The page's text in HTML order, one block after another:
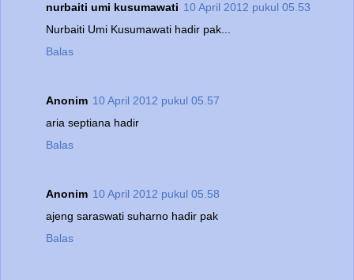
nurbaiti umi kusumawati 10 April 2012 pukul 05.53
Nurbaiti Umi Kusumawati hadir pak...
Balas
Anonim 10 April 2012 pukul 05.57
aria septiana hadir
Balas
Anonim 10 April 2012 pukul 05.58
ajeng saraswati suharno hadir pak
Balas